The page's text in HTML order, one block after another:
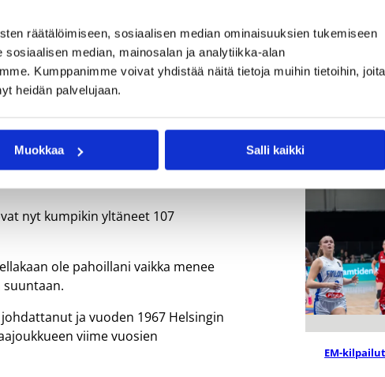
räätälöimiseen, sosiaalisen median ominaisuuksien tukemiseen
median, mainosalan ja analytiikka-alan
Kumppanimme voivat yhdistää näitä tietoja muihin tietoihin, joita
heidän palvelujaan.
Muokkaa Salli kaikki
valmennuspäällikkönä
pitää koripallomiesten (kuvassa),
ja jalkapallonaisten viimeaikaisia otteita
lajeissa ”huikeina
Ville Vuorinen & Mika Mäkelä & Ilta-
yksinoikeudella yli neljän
viime viikon tiistaina kahdeksan
nyt kumpikin yltäneet 107
ole pahoillani vaikka menee
ja vuoden 1967 Helsingin
viime vuosien
Suomen
74-
EM-kilpailut